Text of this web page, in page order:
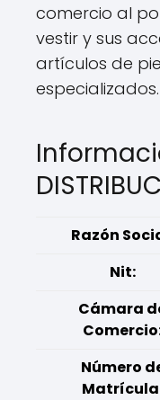
comercio al
vestir y sus
artículos de
especializados.
Razón
Nit:
Cámara
Número